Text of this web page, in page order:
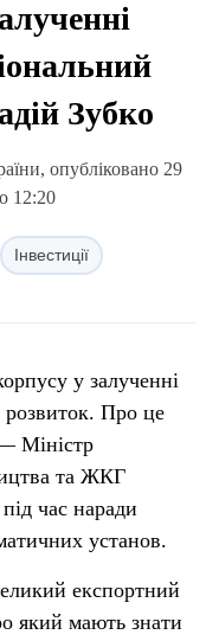
Зубко
опубліковано 29
12:20
Інвестиції
у залученні
розвиток. Про це
Міністр
та ЖКГ
час наради
установ.
експортний
який мають знати